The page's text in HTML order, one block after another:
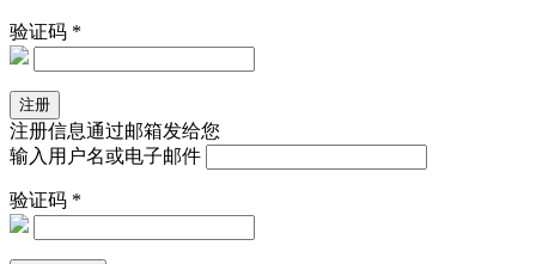
验证码 *
注册信息通过邮箱发给您
输入用户名或电子邮件
验证码 *